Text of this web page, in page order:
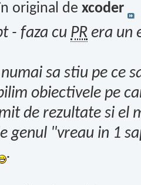
original de xcoder
- faza cu PR era un
sa stiu pe ce
obiectivele pe
de rezultate si el
genul "vreau in 1
.